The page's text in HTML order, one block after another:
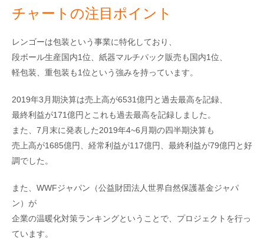
チャートの注目ポイント
レンゴーは包装という事業に特化しており、
段ボール生産国内1位、紙器マルチパック販売も国内1位、
軽包装、重包装も1位という強みを持っています。
2019年3月期決算は売上高が6531億円と過去最高を記録、
最終利益が171億円とこれも過去最高を記録しました。
また、7月末に発表した2019年4~6月期の四半期決算も
売上高が1685億円、経常利益が117億円、最終利益が79億円と好
調でした。
また、WWFジャパン（公益財団法人世界自然保護基金ジャパ
ン）が
企業の温暖化対策ランキングということで、プロジェクトを行っ
ています。